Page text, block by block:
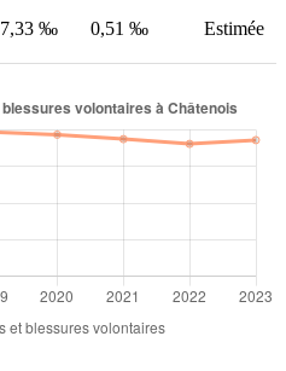
7,33 ‰ 0,51 ‰ Estimée